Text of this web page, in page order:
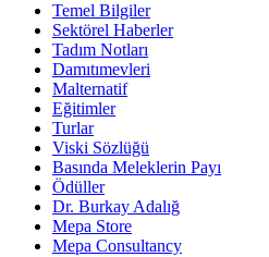
Temel Bilgiler
Sektörel Haberler
Tadım Notları
Damıtımevleri
Malternatif
Eğitimler
Turlar
Viski Sözlüğü
Basında Meleklerin Payı
Ödüller
Dr. Burkay Adalığ
Mepa Store
Mepa Consultancy